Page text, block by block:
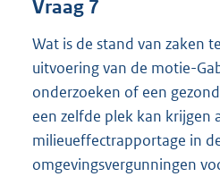
Vraag 7
Wat is de stand van zaken
uitvoering van de motie-
onderzoeken of een
een zelfde plek kan krijgen
milieueffectrapportage in
omgevingsvergunningen